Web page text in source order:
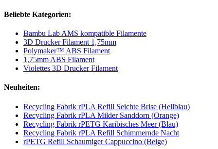
Beliebte Kategorien:
Bambu Lab AMS kompatible Filamente
3D Drucker Filament 1,75mm
Polymaker™ ABS Filament
1,75mm ABS Filament
Violettes 3D Drucker Filament
Neuheiten:
Recycling Fabrik rPLA Refill Seichte Brise (Hellblau)
Recycling Fabrik rPLA Milder Sanddorn (Orange)
Recycling Fabrik rPETG Karibisches Meer (Blau)
Recycling Fabrik rPLA Refill Schimmernde Nacht
rPETG Refill Schaumiger Cappuccino (Beige)